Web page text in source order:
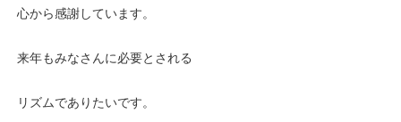
心から感謝しています。
来年もみなさんに必要とされる
リズムでありたいです。